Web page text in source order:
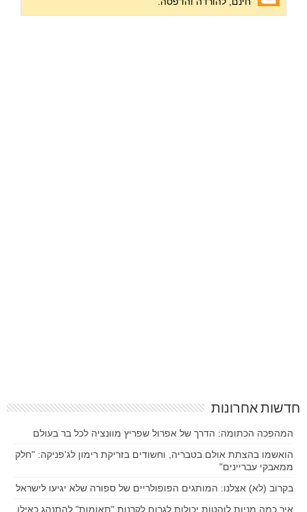
חדשות אחרונות
המהפכה הכתומה: הדרך של אפרול שפריץ מוונציה לכל בר בעולם
הואשמו בהצתת אולם בטבריה, וחשודים בזריקת רימון לג'פניקה: "חלק
ממאבקי עבריינים"
בקרוב (לא) אצלנו: המותגים הפופולריים של ספורה שלא יגיעו לישראל
איך כמה מניות לוהטות יכולות לגרום לקרנות "תאומות" להתנהג כאילו